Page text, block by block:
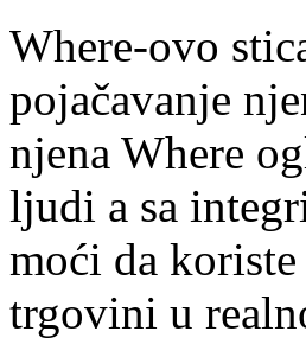
Where-ovo
pojačavanje
njena Where
ljudi a sa
moći da
trgovini u